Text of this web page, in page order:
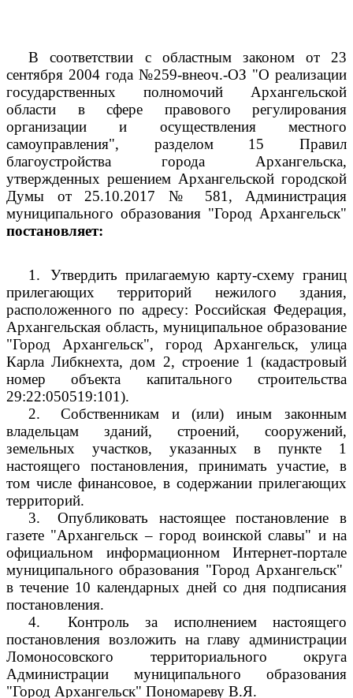
В соответствии с областным законом от 23
сентября 2004 года №259-внеоч.-ОЗ "О реализации
государственных полномочий Архангельской
области в сфере правового регулирования
организации и осуществления местного
самоуправления", разделом 15 Правил
благоустройства города Архангельска,
утвержденных решением Архангельской городской
Думы от 25.10.2017 № 581, Администрация
муниципального образования "Город Архангельск"
постановляет:
1.
Утвердить прилагаемую карту-схему границ
прилегающих территорий нежилого здания,
расположенного по адресу: Российская Федерация,
Архангельская область, муниципальное образование
"Город Архангельск", город Архангельск, улица
Карла Либкнехта, дом 2, строение 1 (кадастровый
номер объекта капитального строительства
29:22:050519:101).
2.
Собственникам и (или) иным законным
владельцам зданий, строений, сооружений,
земельных участков, указанных в пункте 1
настоящего постановления, принимать участие, в
том числе финансовое, в содержании прилегающих
территорий.
3.
Опубликовать настоящее постановление в
газете "Архангельск – город воинской славы" и на
официальном информационном Интернет-портале
муниципального образования "Город Архангельск"
в течение 10 календарных дней со дня подписания
постановления.
4.
Контроль за исполнением настоящего
постановления возложить на главу администрации
Ломоносовского территориального округа
Администрации муниципального образования
"Город Архангельск" Пономареву В.Я.